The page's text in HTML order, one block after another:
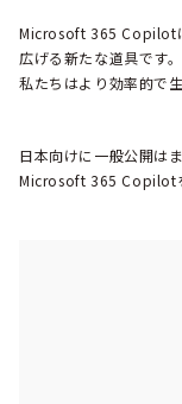
Microsoft 365 Copilot
広げる新たな道具です
私たちはより効率的で
日本向けに一般公開は
Microsoft 365 Copilot